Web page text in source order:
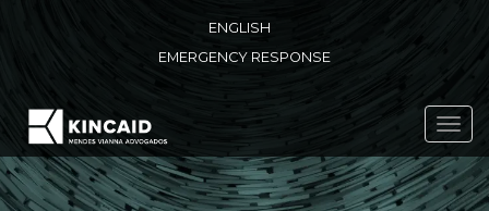
ENGLISH
EMERGENCY RESPONSE